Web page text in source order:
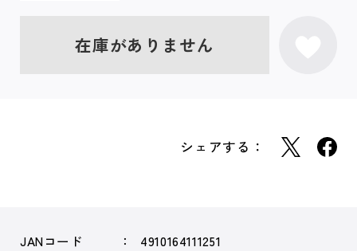
在庫がありません
シェアする：
JANコード
4910164111251